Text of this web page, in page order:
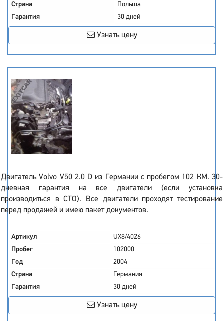
Страна
Польша
Гарантия
30 дней
Узнать цену
Двигатель Volvo V50 2.0 D из Германии с пробегом 102 КМ. 30-
дневная гарантия на все двигатели (если установка
производиться в СТО). Все двигатели проходят тестирование
перед продажей и имею пакет документов.
Артикул
UX8/4026
Пробег
102000
Год
2004
Страна
Германия
Гарантия
30 дней
Узнать цену